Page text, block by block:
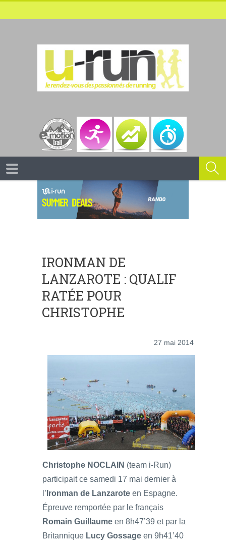
IRONMAN DE
LANZAROTE : QUALIF
RATÉE POUR
CHRISTOPHE
27 mai 2014
Christophe NOCLAIN (team i-Run)
participait ce samedi 17 mai dernier à
l’ Ironman de Lanzarote en Espagne.
Épreuve remportée par le français
Romain Guillaume en 8h47’39 et par la
Britannique Lucy Gossage en 9h41’40